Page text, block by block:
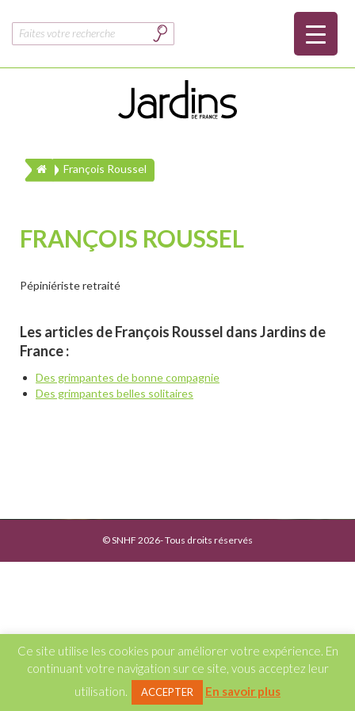
Rechercher :
François Roussel
FRANÇOIS ROUSSEL
Pépiniériste retraité
Les articles de François Roussel dans Jardins de
France :
Des grimpantes de bonne compagnie
Des grimpantes belles solitaires
© SNHF 2026- Tous droits réservés
Ce site utilise les cookies pour améliorer votre expérience. En
continuant votre navigation sur ce site, vous acceptez leur
utilisation.
ACCEPTER En savoir plus